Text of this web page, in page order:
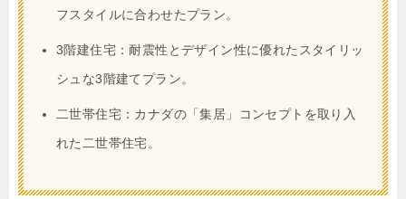
フスタイルに合わせたプラン。
3階建住宅：耐震性とデザイン性に優れたスタイリッ
シュな3階建てプラン。
二世帯住宅：カナダの「集居」コンセプトを取り入
れた二世帯住宅。